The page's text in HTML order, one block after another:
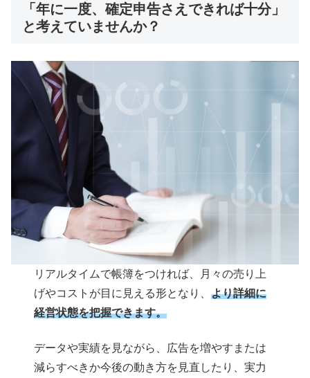
「年に一度、確定申告さえできれば十分」
と考えていませんか？
リアルタイムで帳簿をつければ、月々の売り上
げやコストが目に見える形となり、より詳細に
経営状態を把握できます。
データや実績を見ながら、広告を増やすまたは
減らすべきか今後の動き方を見直したり、実力